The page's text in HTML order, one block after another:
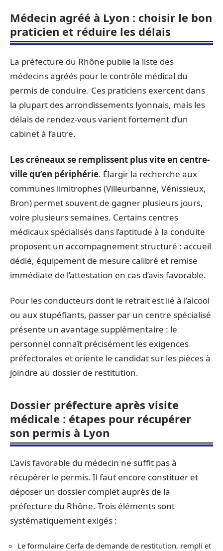
Médecin agréé à Lyon : choisir le bon
praticien et réduire les délais
La préfecture du Rhône publie la liste des
médecins agréés pour le contrôle médical du
permis de conduire. Ces praticiens exercent dans
la plupart des arrondissements lyonnais, mais les
délais de rendez-vous varient fortement d’un
cabinet à l’autre.
Les créneaux se remplissent plus vite en centre-
ville qu’en périphérie. Élargir la recherche aux
communes limitrophes (Villeurbanne, Vénissieux,
Bron) permet souvent de gagner plusieurs jours,
voire plusieurs semaines. Certains centres
médicaux spécialisés dans l’aptitude à la conduite
proposent un accompagnement structuré : accueil
dédié, équipement de mesure calibré et remise
immédiate de l’attestation en cas d’avis favorable.
Pour les conducteurs dont le retrait est lié à l’alcool
ou aux stupéfiants, passer par un centre spécialisé
présente un avantage supplémentaire : le
personnel connaît précisément les exigences
préfectorales et oriente le candidat sur les pièces à
joindre au dossier de restitution.
Dossier préfecture après visite
médicale : étapes pour récupérer
son permis à Lyon
L’avis favorable du médecin ne suffit pas à
récupérer le permis. Il faut encore constituer et
déposer un dossier complet auprès de la
préfecture du Rhône. Trois éléments sont
systématiquement exigés :
Le formulaire Cerfa de demande de restitution, rempli et